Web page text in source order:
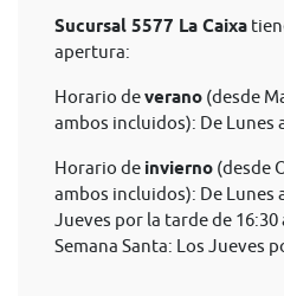
Sucursal 5577 La Caixa
apertura:
Horario deverano (desde
ambos incluidos): De Lunes
Horario de invierno (desde
ambos incluidos): De Lunes
Jueves por la tarde de 16:30
Semana Santa: Los Jueves